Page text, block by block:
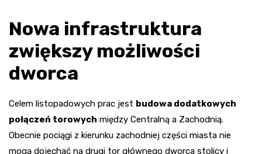
Nowa infrastruktura
zwiększy możliwości
dworca
Celem listopadowych prac jest budowa dodatkowych
połączeń torowych między Centralną a Zachodnią.
Obecnie pociągi z kierunku zachodniej części miasta nie
mogą dojechać na drugi tor głównego dworca stolicy i